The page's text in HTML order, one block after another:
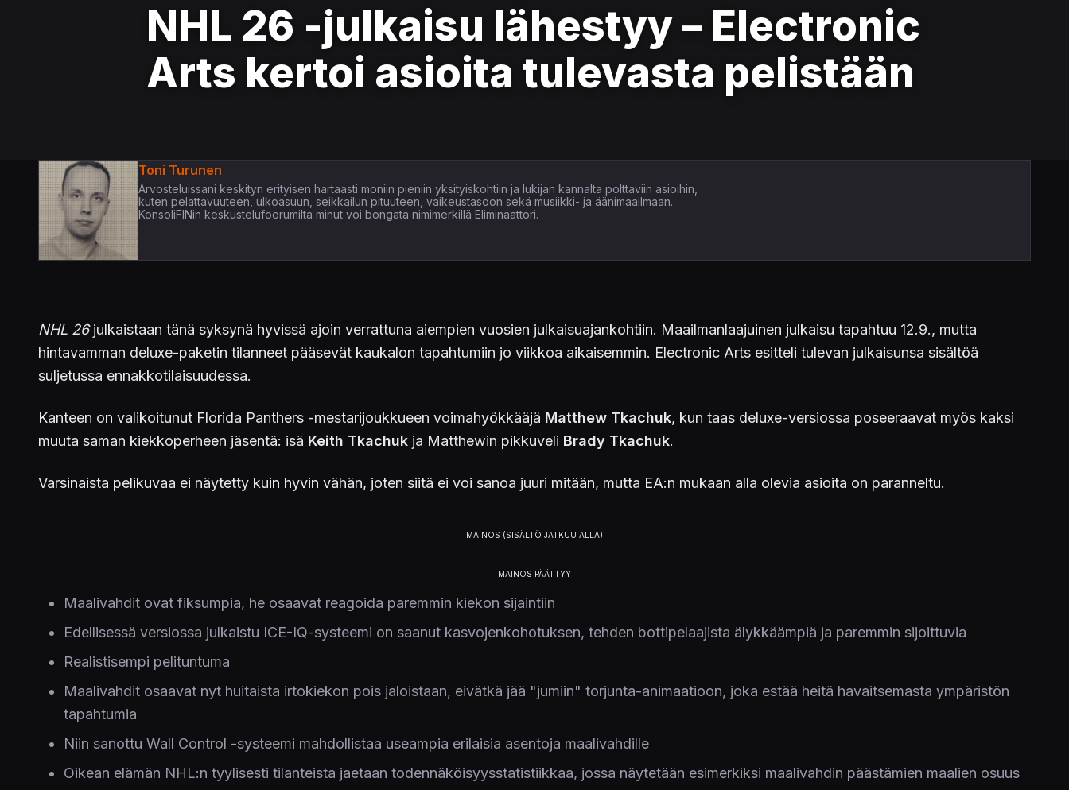
NHL 26 -julkaisu lähestyy – Electronic
Arts kertoi asioita tulevasta pelistään
Toni Turunen
Arvosteluissani keskityn erityisen hartaasti moniin pieniin yksityiskohtiin ja lukijan kannalta polttaviin asioihin,
kuten pelattavuuteen, ulkoasuun, seikkailun pituuteen, vaikeustasoon sekä musiikki- ja äänimaailmaan.
KonsoliFINin keskustelufoorumilta minut voi bongata nimimerkillä Eliminaattori.
NHL 26julkaistaan tänä syksynä hyvissä ajoin verrattuna aiempien vuosien julkaisuajankohtiin. Maailmanlaajuinen julkaisu tapahtuu 12.9., mutta
hintavamman deluxe-paketin tilanneet pääsevät kaukalon tapahtumiin jo viikkoa aikaisemmin. Electronic Arts esitteli tulevan julkaisunsa sisältöä
suljetussa ennakkotilaisuudessa.
Kanteen on valikoitunut Florida Panthers -mestarijoukkueen voimahyökkääjä Matthew Tkachuk, kun taas deluxe-versiossa poseeraavat myös kaksi
muuta saman kiekkoperheen jäsentä: isä Keith Tkachuk ja Matthewin pikkuveli Brady Tkachuk.
Varsinaista pelikuvaa ei näytetty kuin hyvin vähän, joten siitä ei voi sanoa juuri mitään, mutta EA:n mukaan alla olevia asioita on paranneltu.
Maalivahdit ovat fiksumpia, he osaavat reagoida paremmin kiekon sijaintiin
Edellisessä versiossa julkaistu ICE-IQ-systeemi on saanut kasvojenkohotuksen, tehden bottipelaajista älykkäämpiä ja paremmin sijoittuvia
Realistisempi pelituntuma
Maalivahdit osaavat nyt huitaista irtokiekon pois jaloistaan, eivätkä jää "jumiin" torjunta-animaatioon, joka estää heitä havaitsemasta ympäristön
tapahtumia
Niin sanottu Wall Control -systeemi mahdollistaa useampia erilaisia asentoja maalivahdille
Oikean elämän NHL:n tyylisesti tilanteista jaetaan todennäköisyysstatistiikkaa, jossa näytetään esimerkiksi maalivahdin päästämien maalien osuus